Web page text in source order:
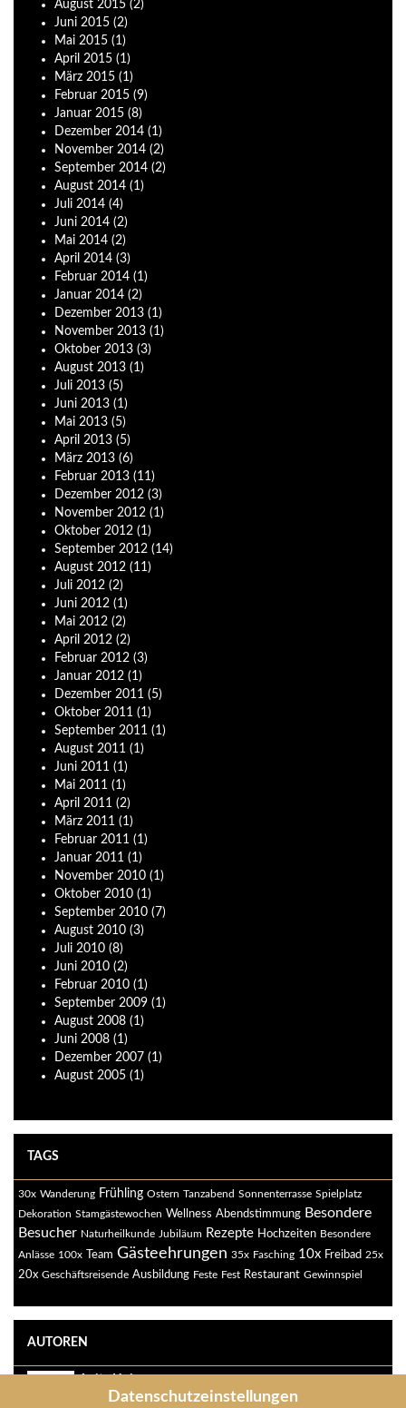
Datenschutzeinstellungen
August 2015 (2)
Juni 2015 (2)
Mai 2015 (1)
April 2015 (1)
März 2015 (1)
Februar 2015 (9)
Januar 2015 (8)
Dezember 2014 (1)
November 2014 (2)
September 2014 (2)
August 2014 (1)
Juli 2014 (4)
Juni 2014 (2)
Mai 2014 (2)
April 2014 (3)
Februar 2014 (1)
Januar 2014 (2)
Dezember 2013 (1)
November 2013 (1)
Oktober 2013 (3)
August 2013 (1)
Juli 2013 (5)
Juni 2013 (1)
Mai 2013 (5)
April 2013 (5)
März 2013 (6)
Februar 2013 (11)
Dezember 2012 (3)
November 2012 (1)
Oktober 2012 (1)
September 2012 (14)
August 2012 (11)
Juli 2012 (2)
Juni 2012 (1)
Mai 2012 (2)
April 2012 (2)
Februar 2012 (3)
Januar 2012 (1)
Dezember 2011 (5)
Oktober 2011 (1)
September 2011 (1)
August 2011 (1)
Juni 2011 (1)
Mai 2011 (1)
April 2011 (2)
März 2011 (1)
Februar 2011 (1)
Januar 2011 (1)
November 2010 (1)
Oktober 2010 (1)
September 2010 (7)
August 2010 (3)
Juli 2010 (8)
Juni 2010 (2)
Februar 2010 (1)
September 2009 (1)
August 2008 (1)
Juni 2008 (1)
Dezember 2007 (1)
August 2005 (1)
TAGS
30x Wanderung Frühling Ostern Tanzabend Sonnenterrasse Spielplatz
Dekoration Stamgästewochen Wellness Abendstimmung Besondere
Besucher Naturheilkunde Jubiläum Rezepte Hochzeiten Besondere
Anlässe 100x Team Gästeehrungen 35x Fasching 10x Freibad 25x
20x Geschäftsreisende Ausbildung Feste Fest Restaurant Gewinnspiel
AUTOREN
anita-holzer